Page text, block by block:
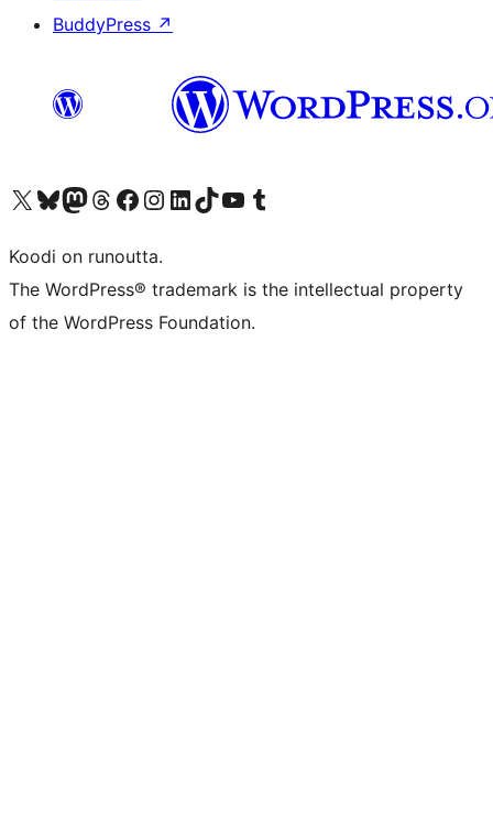
BuddyPress ↗
Visit our X (formerly Twitter) account
Visit our Bluesky account
Visit our Mastodon account
Visit our Threads account
Visit our Facebook page
Visit our Instagram account
Visit our LinkedIn account
Visit our TikTok account
Näytä YouTube-kanava
Visit our Tumblr account
Koodi on runoutta.
The WordPress® trademark is the intellectual property
of the WordPress Foundation.